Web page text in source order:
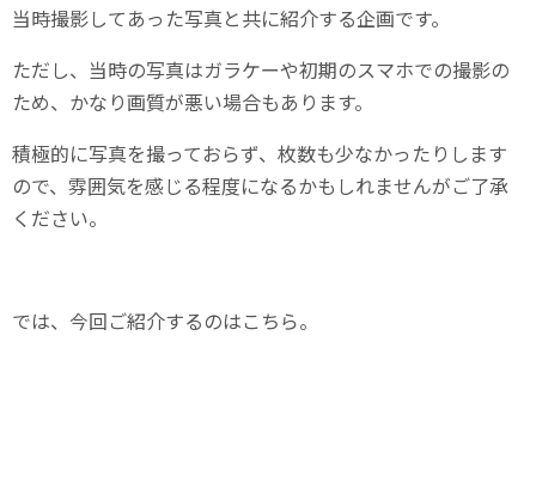
当時撮影してあった写真と共に紹介する企画です。
ただし、当時の写真はガラケーや初期のスマホでの撮影の
ため、かなり画質が悪い場合もあります。
積極的に写真を撮っておらず、枚数も少なかったりします
ので、雰囲気を感じる程度になるかもしれませんがご了承
ください。
では、今回ご紹介するのはこちら。